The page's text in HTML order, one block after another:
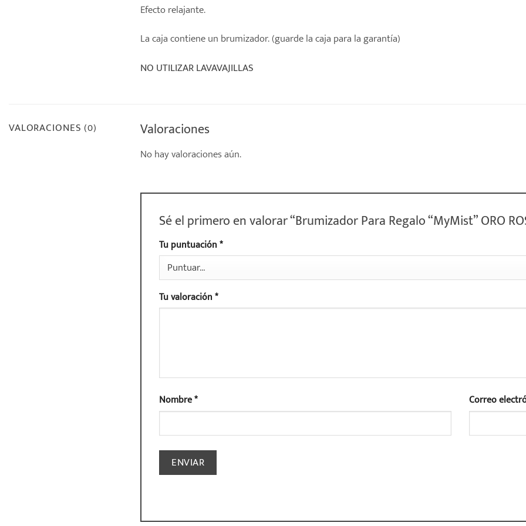
Efecto relajante.
La caja contiene un brumizador. (guarde la caja para la garantía)
NO UTILIZAR LAVAVAJILLAS
VALORACIONES (0) Valoraciones
No hay valoraciones aún.
Sé el primero en valorar “Brumizador Para Regalo “MyMist” ORO
Tu puntuación*
Tu valoración*
Nombre* Correo